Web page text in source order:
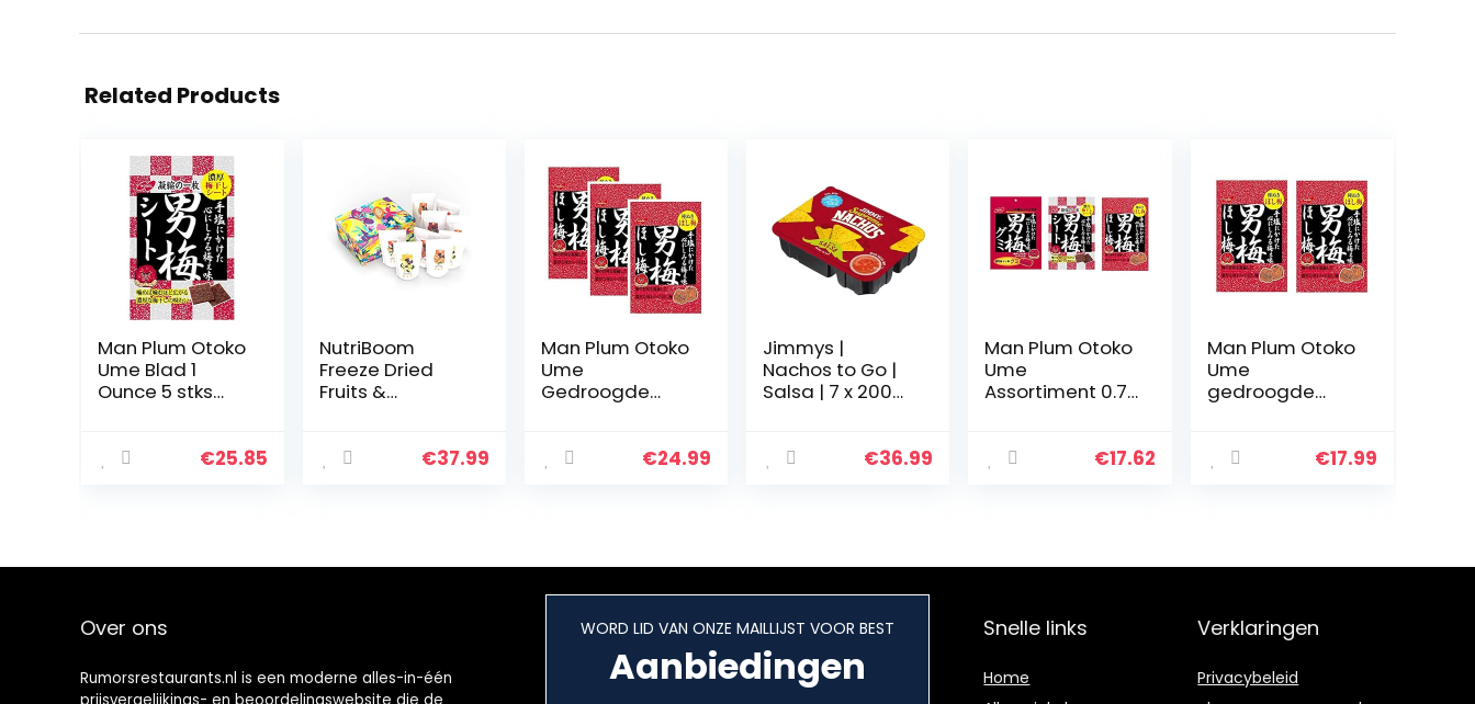
Related Products
Man Plum Otoko
Ume Blad 1
Ounce 5 stks
Nobel Ninjapo
€25.85
NutriBoom
Freeze Dried
Fruits &
Box (10 packs –
€37.99
Man Plum Otoko
Ume
Gedroogde
Zoetwaren €24.99
Jimmys |
Nachos to Go |
Salsa | 7 x 200
€36.99
Man Plum Otoko
Ume
Assortiment 0.7
Zoetwaren
€17.62
Man Plum Otoko
Ume
gedroogde
zoetwaren
€17.99
Over ons
Rumorsrestaurants.nl is een moderne alles-in-één
WORD LID VAN ONZE MAILLIJST VOOR BEST
Aanbiedingen
Snelle links
Home
Verklaringen
Privacybeleid